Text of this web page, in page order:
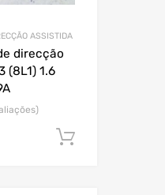
ASSISTIDA
direcção
(8L1) 1.6